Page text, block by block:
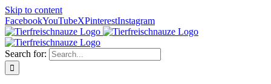
Skip to content
FacebookYouTubeXPinterestInstagram
Search for: